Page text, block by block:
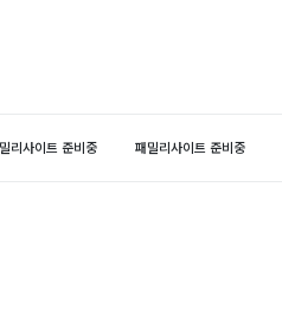
리사이트 준비중 패밀리사이트 준비중